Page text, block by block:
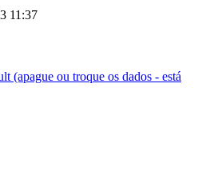
11:37
(apague ou troque os dados - está